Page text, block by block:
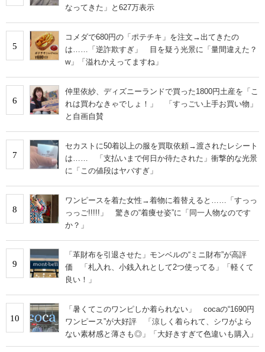
なってきた」と627万表示
5
コメダで680円の「ポテチキ」を注文→出てきたの
は……「逆詐欺すぎ」 目を疑う光景に「量間違えた？
w」「溢れかえってますね」
6
仲里依紗、ディズニーランドで買った1800円土産を「こ
れは買わなきゃでしょ！」 「すっごい上手お買い物」
と自画自賛
7
セカストに50着以上の服を買取依頼→渡されたレシート
は…… 「支払いまで何日か待たされた」衝撃的な光景
に「この値段はヤバすぎ」
8
ワンピースを着た女性→着物に着替えると……「すっっ
っっご!!!!!」 驚きの“着痩せ姿”に「同一人物なのです
か？」
9
「革財布を引退させた」モンベルの“ミニ財布”が高評
価 「札入れ、小銭入れとして2つ使ってる」「軽くて
良い！」
10
「暑くてこのワンピしか着られない」 cocaの“1690円
ワンピース”が大好評 「涼しく着られて、シワがよら
ない素材感と薄さも◎」「大好きすぎて色違いも購入」